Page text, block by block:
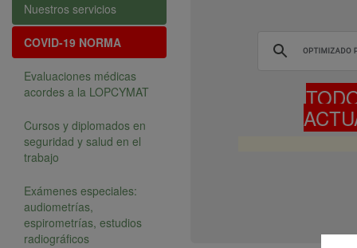
Nuestros servicios
COVID-19 NORMA
Evaluaciones médicas
acordes a la LOPCYMAT
Cursos y diplomados en
seguridad y salud en el
trabajo
Exámenes especiales:
audiometrías,
espirometrías, estudios
radiográficos